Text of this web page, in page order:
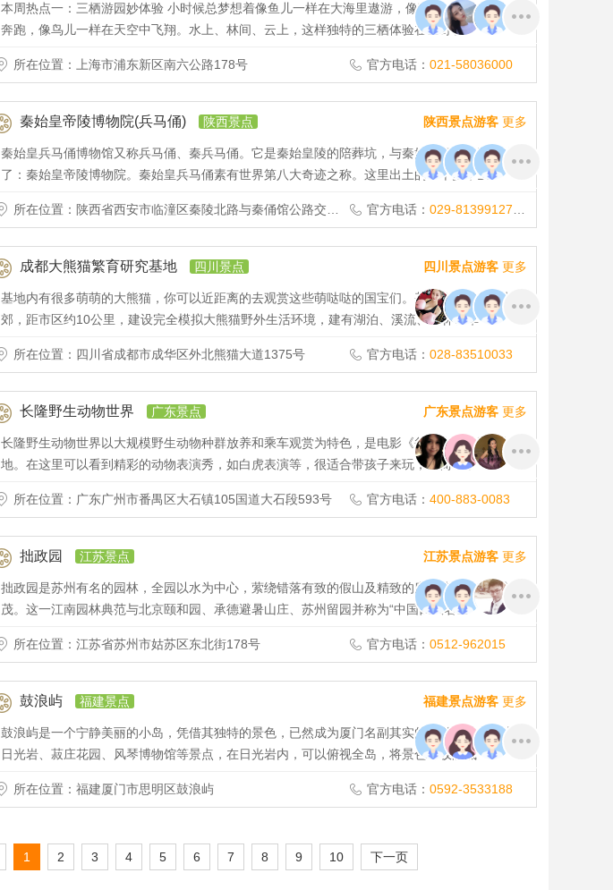
本周热点一：三栖游园妙体验 小时候总梦想着像鱼儿一样在大海里遨游，像猎豹一样在草原上
奔跑，像鸟儿一样在天空中飞翔。水上、林间、云上，这样独特的三栖体验在上野也
所在位置：上海市浦东新区南六公路178号 官方电话： 021-58036000
秦始皇帝陵博物院(兵马俑) 陕西景点
秦始皇兵马俑博物馆又称兵马俑、秦兵马俑。它是秦始皇陵的陪葬坑，与秦始皇帝陵一同组成
了：秦始皇帝陵博物院。秦始皇兵马俑素有世界第八大奇迹之称。这里出土的一千多个士
陕西景点游客 更多
所在位置：陕西省西安市临潼区秦陵北路与秦俑馆公路交叉口 官方电话： 029-81399127,029-81399001
成都大熊猫繁育研究基地 四川景点
基地内有很多萌萌的大熊猫，你可以近距离的去观赏这些萌哒哒的国宝们。基地位于成都市北
郊，距市区约10公里，建设完全模拟大熊猫野外生活环境，建有湖泊、溪流、竹林、草
四川景点游客 更多
所在位置：四川省成都市成华区外北熊猫大道1375号 官方电话： 028-83510033
长隆野生动物世界 广东景点
长隆野生动物世界以大规模野生动物种群放养和乘车观赏为特色，是电影《爸爸去哪儿》的拍摄
地。在这里可以看到精彩的动物表演秀，如白虎表演等，很适合带孩子来玩，能简单了
广东景点游客 更多
所在位置：广东广州市番禺区大石镇105国道大石段593号 官方电话： 400-883-0083
拙政园 江苏景点
拙政园是苏州有名的园林，全园以水为中心，萦绕错落有致的假山及精致的庭院建筑，花木并
茂。这一江南园林典范与北京颐和园、承德避暑山庄、苏州留园并称为“中国四大名园”
江苏景点游客 更多
所在位置：江苏省苏州市姑苏区东北街178号 官方电话： 0512-962015
鼓浪屿 福建景点
鼓浪屿是一个宁静美丽的小岛，凭借其独特的景色，已然成为厦门名副其实的旅游名片。岛上有
日光岩、菽庄花园、风琴博物馆等景点，在日光岩内，可以俯视全岛，将景色尽收眼底
福建景点游客 更多
所在位置：福建厦门市思明区鼓浪屿 官方电话： 0592-3533188
1 2 3 4 5 6 7 8 9 10 下一页